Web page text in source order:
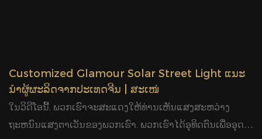
back light , ພວກເຮົາມີຊຸດ ADL , ຊຸດ RDL & ADL. ຊຸດ ADL
ແມ່ນການອອກແບບທີ່ສາມາດປັບໄດ້ຕັດອອກ; ຊຸດ SPL, DLC &
EDL ແມ່ນການອອກແບບ 2 ໃນ 1, ງ່າຍໃນການປ່ຽນແປງ
recessed ກັບພື້ນຜິວ mounted.
Customized Glamour Solar Street Light ແນະ
ນໍາຜູ້ຜະລິດຈາກປະເທດຈີນ | ສະເໜ່
ໃນວິດີໂອນີ້, ພວກເຮົາຈະສະແດງໃຫ້ທ່ານເຫັນແສງສະຫວ່າງ
ຖະຫນົນແສງຕາເວັນຂອງພວກເຮົາ. ພວກເຮົາໄດ້ອຸທິດຕົນເພື່ອອຸດ